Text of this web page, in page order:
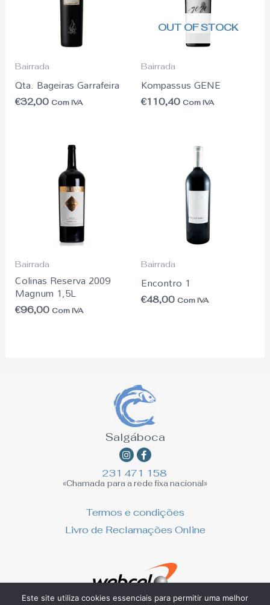
Bairrada
Qta. Bageiras Garrafeira
€32,00 Com IVA
OUT OF STOCK
Bairrada
Kompassus GENE
€110,40 Com IVA
Bairrada
Colinas Reserva 2009
Magnum 1,5L
€96,00 Com IVA
Bairrada
Encontro 1
€48,00 Com IVA
Termos e condições
Livro de Reclamações Online
Salgáboca
Instagram
Facebook-
f
231 471 158
«Chamada para a rede fixa nacional»
Este site utiliza cookies essenciais para permitir uma melhor